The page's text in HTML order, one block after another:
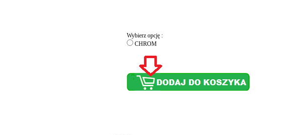
Wybierz opcję :
CHROM